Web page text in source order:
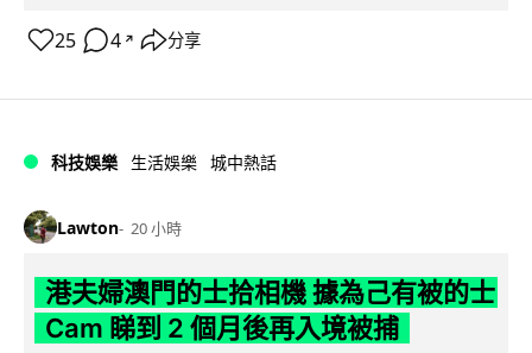
25 4 ↗ 分享
科技娛樂 生活娛樂 城中熱話
Lawton 20 小時
港夫婦澳門的士拾相機 據為己有被的士
Cam 睇到 2 個月後再入境被捕